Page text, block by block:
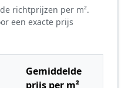
richtprijzen per m².
een exacte prijs
Gemiddelde
prijs per m²